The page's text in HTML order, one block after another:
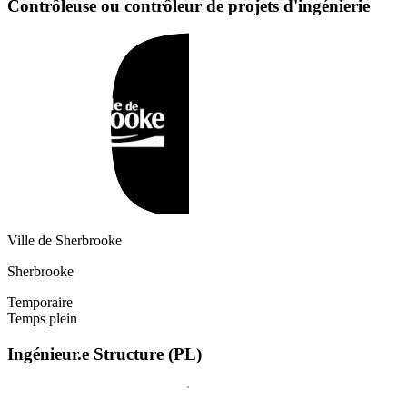
Contrôleuse ou contrôleur de projets d'ingénierie
Ville de Sherbrooke
Sherbrooke
Temporaire
Temps plein
Ingénieur.e Structure (PL)